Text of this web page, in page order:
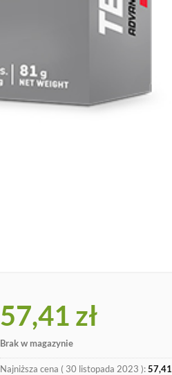
57,41 zł
Brak w magazynie
Najniższa cena ( 30 listopada 2023 ):57,41